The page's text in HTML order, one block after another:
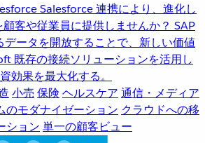
Salesforce 連携により、進化し
客や従業員に提供しませんか？ SAP
データを開放することで、新しい価値
既存の接続ソリューションを活用し
効果を最大化する。
小売 保険 ヘルスケア 通信・メディア
のモダナイゼーション クラウドへの移
ション 単一の顧客ビュー